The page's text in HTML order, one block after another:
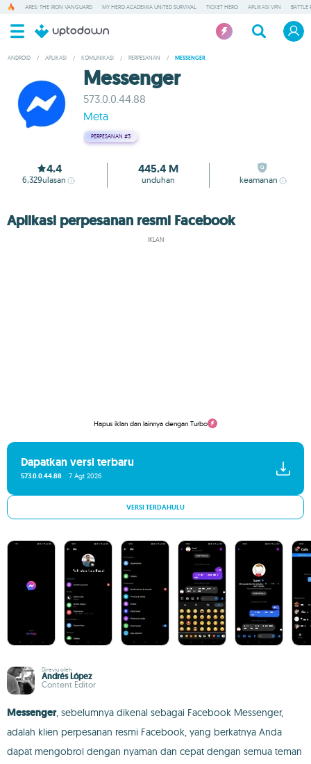
ARES: THE IRON VANGUARD MY HERO ACADEMIA UNITED SURVIVAL TICKET HERO APLIKASI VPN BATTLE
ANDROID / APLIKASI / KOMUNIKASI / PERPESANAN / MESSENGER
Messenger
573.0.0.44.88
Meta
PERPESANAN #3
4.4
6,329ulasan
445.4 M
unduhan keamanan
Aplikasi perpesanan resmi Facebook
IKLAN
Hapus iklan dan lainnya dengan Turbo
Dapatkan versi terbaru
573.0.0.44.88 7 Agt 2026
VERSI TERDAHULU
Direviu oleh
Andrés López
Content Editor
Messenger, sebelumnya dikenal sebagai Facebook Messenger,
adalah klien perpesanan resmi Facebook, yang berkatnya Anda
dapat mengobrol dengan nyaman dan cepat dengan semua teman